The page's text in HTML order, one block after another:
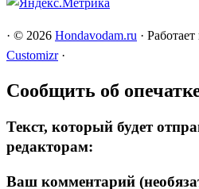
· © 2026 Hondavodam.ru · Работает
Customizr ·
Сообщить об
Текст, который будет
редакторам:
Ваш комментарий